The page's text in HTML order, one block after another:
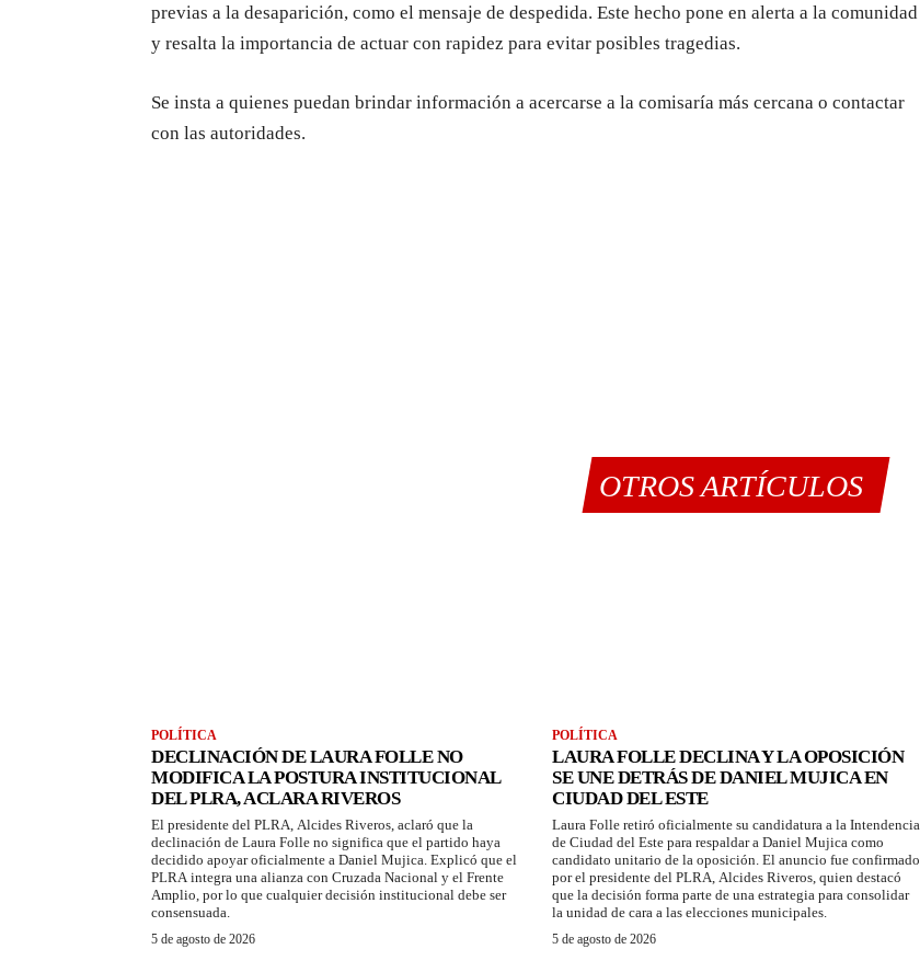
previas a la desaparición, como el mensaje de despedida. Este hecho pone en alerta a la comunidad
y resalta la importancia de actuar con rapidez para evitar posibles tragedias.
Se insta a quienes puedan brindar información a acercarse a la comisaría más cercana o contactar
con las autoridades.
OTROS ARTÍCULOS
POLÍTICA
DECLINACIÓN DE LAURA FOLLE NO
MODIFICA LA POSTURA INSTITUCIONAL
DEL PLRA, ACLARA RIVEROS
El presidente del PLRA, Alcides Riveros, aclaró que la
declinación de Laura Folle no significa que el partido haya
decidido apoyar oficialmente a Daniel Mujica. Explicó que el
PLRA integra una alianza con Cruzada Nacional y el Frente
Amplio, por lo que cualquier decisión institucional debe ser
consensuada.
5 de agosto de 2026
POLÍTICA
LAURA FOLLE DECLINA Y LA OPOSICIÓN
SE UNE DETRÁS DE DANIEL MUJICA EN
CIUDAD DEL ESTE
Laura Folle retiró oficialmente su candidatura a la Intendencia
de Ciudad del Este para respaldar a Daniel Mujica como
candidato unitario de la oposición. El anuncio fue confirmado
por el presidente del PLRA, Alcides Riveros, quien destacó
que la decisión forma parte de una estrategia para consolidar
la unidad de cara a las elecciones municipales.
5 de agosto de 2026